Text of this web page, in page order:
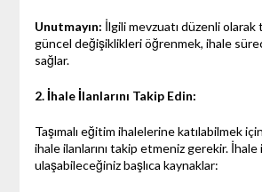
Unutmayın: İlgili mevzuatı düzenli
güncel değişiklikleri öğrenmek, ihale
sağlar.
2. İhale İlanlarını Takip Edin:
Taşımalı eğitim ihalelerine katılabilmek
ihale ilanlarını takip etmeniz gerekir. İhale
ulaşabileceğiniz başlıca kaynaklar: